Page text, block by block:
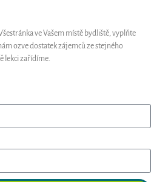
e-mail a webovou stránku pro
ve Vašem místě bydliště, vyplňte
ozve dostatek zájemců ze stejného
lekci zařídíme.